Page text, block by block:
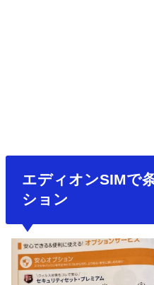
エディオンSIMで
ション